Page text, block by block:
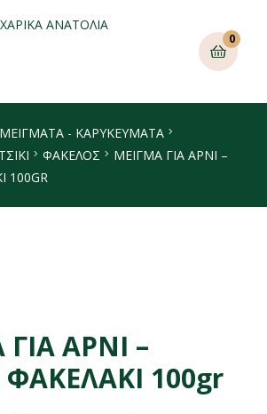
0
ΜΕΙΓΜΑΤΑ - ΚΑΡΥΚΕΥΜΑΤΑ
ΦΆΚΕΛΟΣ
ΜΕΙΓΜΑ ΓΙΑ ΑΡΝΙ –
100GR
ΑΡΝΙ –
ΦΑΚΕΛΑΚΙ 100gr